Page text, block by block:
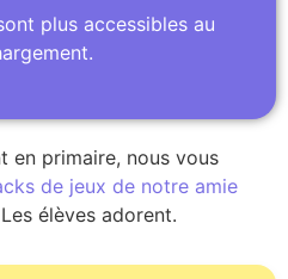
plus accessibles au
en primaire, nous vous
de jeux de notre amie
élèves adorent.